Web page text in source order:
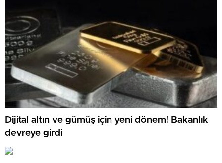
Dijital altın ve gümüş için yeni dönem! Bakanlık
devreye girdi